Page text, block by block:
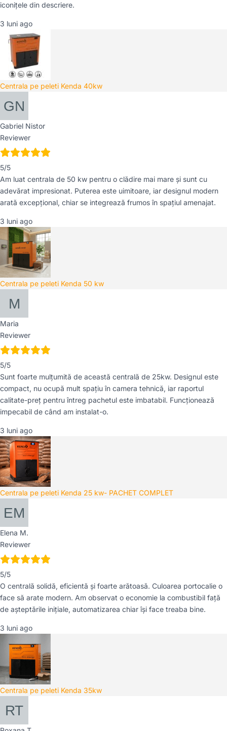
iconițele din descriere.
3 luni ago
Centrala pe peleti Kenda 40kw
Gabriel Nistor
Reviewer
5/5
Am luat centrala de 50 kw pentru o clădire mai mare și sunt cu
adevărat impresionat. Puterea este uimitoare, iar designul modern
arată excepțional, chiar se integrează frumos în spațiul amenajat.
3 luni ago
Centrala pe peleti Kenda 50 kw
Maria
Reviewer
5/5
Sunt foarte mulțumită de această centrală de 25kw. Designul este
compact, nu ocupă mult spațiu în camera tehnică, iar raportul
calitate-preț pentru întreg pachetul este imbatabil. Funcționează
impecabil de când am instalat-o.
3 luni ago
Centrala pe peleti Kenda 25 kw- PACHET COMPLET
Elena M.
Reviewer
5/5
O centrală solidă, eficientă și foarte arătoasă. Culoarea portocalie o
face să arate modern. Am observat o economie la combustibil față
de așteptările inițiale, automatizarea chiar își face treaba bine.
3 luni ago
Centrala pe peleti Kenda 35kw